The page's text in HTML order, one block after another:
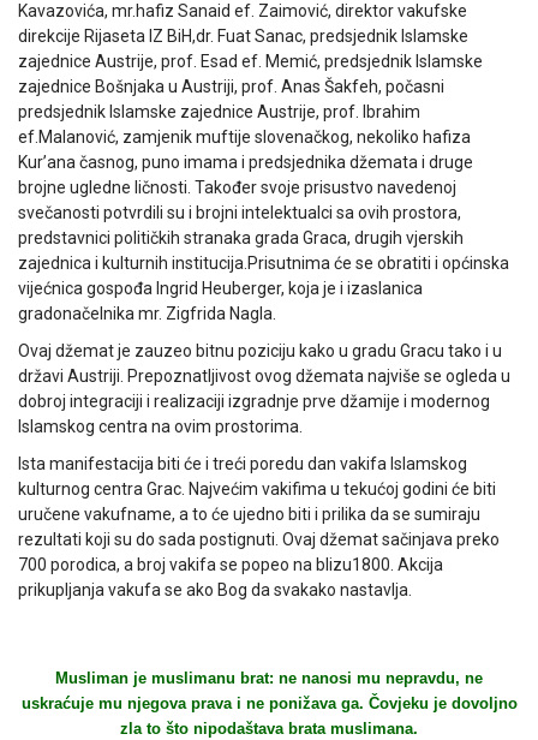
Kavazovića, mr.hafiz Sanaid ef. Zaimović, direktor vakufske
direkcije Rijaseta IZ BiH,dr. Fuat Sanac, predsjednik Islamske
zajednice Austrije, prof. Esad ef. Memić, predsjednik Islamske
zajednice Bošnjaka u Austriji, prof. Anas Šakfeh, počasni
predsjednik Islamske zajednice Austrije, prof. Ibrahim
ef.Malanović, zamjenik muftije slovenačkog, nekoliko hafiza
Kur’ana časnog, puno imama i predsjednika džemata i druge
brojne ugledne ličnosti. Također svoje prisustvo navedenoj
svečanosti potvrdili su i brojni intelektualci sa ovih prostora,
predstavnici političkih stranaka grada Graca, drugih vjerskih
zajednica i kulturnih institucija.Prisutnima će se obratiti i općinska
vijećnica gospođa Ingrid Heuberger, koja je i izaslanica
gradonačelnika mr. Zigfrida Nagla.
Ovaj džemat je zauzeo bitnu poziciju kako u gradu Gracu tako i u
državi Austriji. Prepoznatljivost ovog džemata najviše se ogleda u
dobroj integraciji i realizaciji izgradnje prve džamije i modernog
Islamskog centra na ovim prostorima.
Ista manifestacija biti će i treći poredu dan vakifa Islamskog
kulturnog centra Grac. Najvećim vakifima u tekućoj godini će biti
uručene vakufname, a to će ujedno biti i prilika da se sumiraju
rezultati koji su do sada postignuti. Ovaj džemat sačinjava preko
700 porodica, a broj vakifa se popeo na blizu1800. Akcija
prikupljanja vakufa se ako Bog da svakako nastavlja.
Musliman je muslimanu brat: ne nanosi mu nepravdu, ne
uskraćuje mu njegova prava i ne ponižava ga. Čovjeku je dovoljno
zla to što nipodaštava brata muslimana.